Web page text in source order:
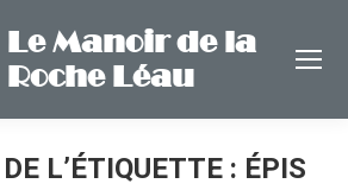
Le Manoir de la
Roche Léau
L’ÉTIQUETTE : ÉPIS